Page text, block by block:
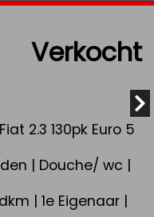
Verkocht
Fiat 2.3 130pk Euro 5
| Douche/ wc |
| 1e Eigenaar |